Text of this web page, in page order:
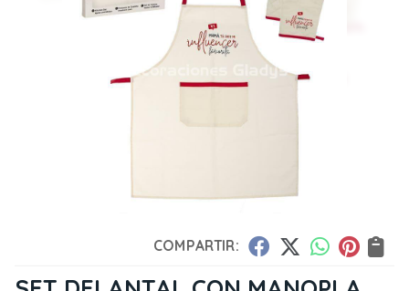
COMPARTIR: